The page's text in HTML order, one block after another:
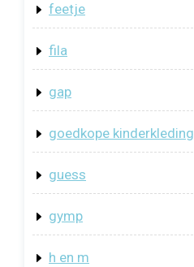
feetje
fila
gap
goedkope kinderkleding
guess
gymp
h en m